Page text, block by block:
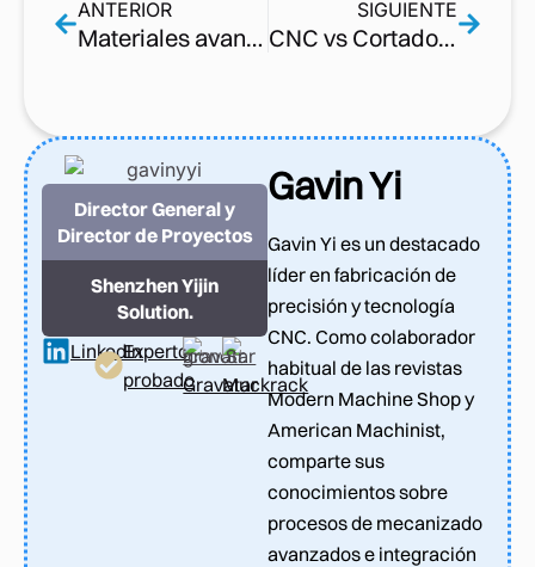
ANTERIOR
Materiales avanzados para robots humanoides | Guía completa de la última tecnología
SIGUIENTE
CNC vs Cortadora láser | ¿Qué tecnología se adapta mejor a su proyecto?
Director General y
Director de Proyectos
Shenzhen Yijin
Solution.
LinkedInExperto
probadoGravatarMuckrack
Gavin Yi
Gavin Yi es un destacado
líder en fabricación de
precisión y tecnología
CNC. Como colaborador
habitual de las revistas
Modern Machine Shop y
American Machinist,
comparte sus
conocimientos sobre
procesos de mecanizado
avanzados e integración